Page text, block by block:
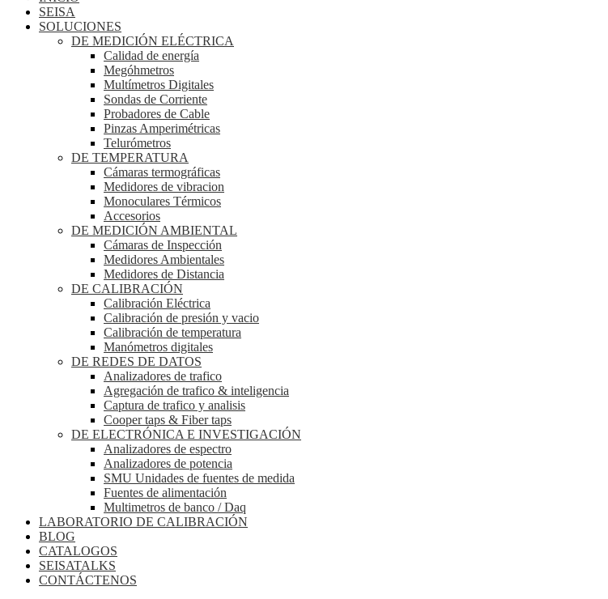
SEISA
SOLUCIONES
DE MEDICIÓN ELÉCTRICA
Calidad de energía
Megóhmetros
Multímetros Digitales
Sondas de Corriente
Probadores de Cable
Pinzas Amperimétricas
Telurómetros
DE TEMPERATURA
Cámaras termográficas
Medidores de vibracion
Monoculares Térmicos
Accesorios
DE MEDICIÓN AMBIENTAL
Cámaras de Inspección
Medidores Ambientales
Medidores de Distancia
DE CALIBRACIÓN
Calibración Eléctrica
Calibración de presión y vacio
Calibración de temperatura
Manómetros digitales
DE REDES DE DATOS
Analizadores de trafico
Agregación de trafico & inteligencia
Captura de trafico y analisis
Cooper taps & Fiber taps
DE ELECTRÓNICA E INVESTIGACIÓN
Analizadores de espectro
Analizadores de potencia
SMU Unidades de fuentes de medida
Fuentes de alimentación
Multimetros de banco / Daq
LABORATORIO DE CALIBRACIÓN
BLOG
CATALOGOS
SEISATALKS
CONTÁCTENOS